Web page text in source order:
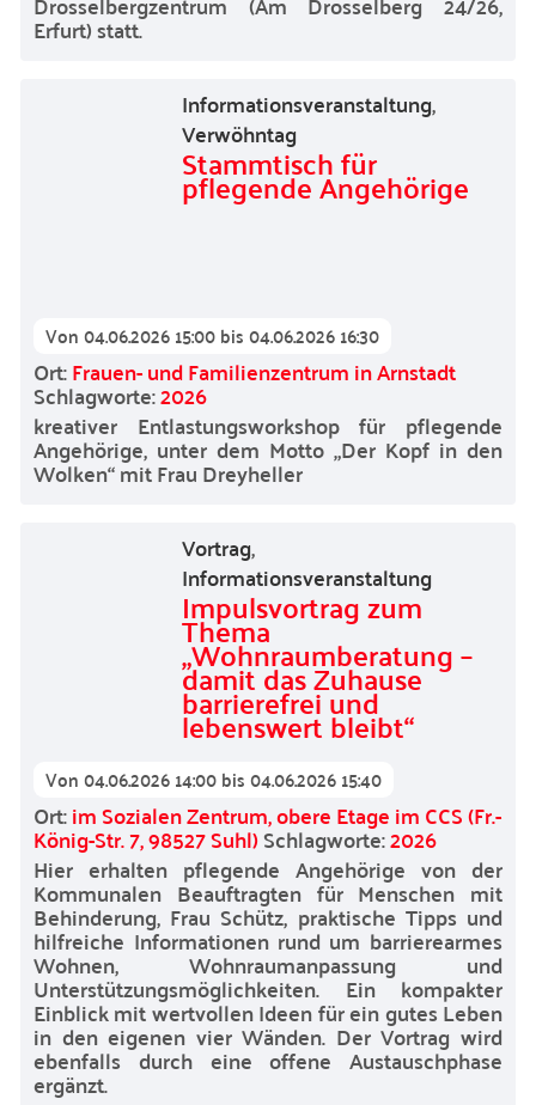
Erfurt) statt.
Informationsveranstaltung,
Verwöhntag
Stammtisch für
pflegende Angehörige
Von04.06.2026 15:00bis04.06.2026 16:30
Ort:Frauen- und Familienzentrum in Arnstadt
Schlagworte:2026
kreativer Entlastungsworkshop für pflegende
Angehörige, unter dem Motto „Der Kopf in den
Wolken“ mit Frau Dreyheller
Vortrag,
Informationsveranstaltung
Impulsvortrag zum
Thema
„Wohnraumberatung –
damit das Zuhause
barrierefrei und
lebenswert bleibt“
Von04.06.2026 14:00bis04.06.2026 15:40
Ort:im Sozialen Zentrum, obere Etage im CCS (Fr.-
König-Str. 7, 98527 Suhl)Schlagworte:2026
Hier erhalten pflegende Angehörige von der
Kommunalen Beauftragten für Menschen mit
Behinderung, Frau Schütz, praktische Tipps und
hilfreiche Informationen rund um barrierearmes
Wohnen, Wohnraumanpassung und
Unterstützungsmöglichkeiten. Ein kompakter
Einblick mit wertvollen Ideen für ein gutes Leben
in den eigenen vier Wänden. Der Vortrag wird
ebenfalls durch eine offene Austauschphase
ergänzt.